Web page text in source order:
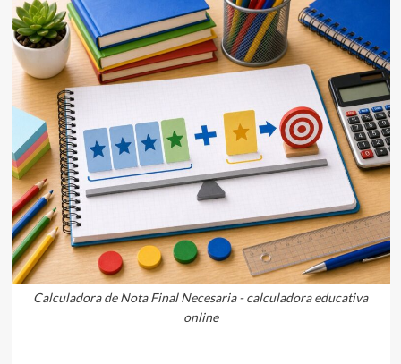
Calculadora de Nota Final Necesaria - calculadora educativa
online